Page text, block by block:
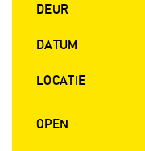
DEUR
DATUM
LOCATIE
OPEN